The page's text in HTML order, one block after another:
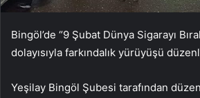
Bingöl’de “9 Şubat Dünya Sigarayı
dolayısıyla farkındalık yürüyüşü
Yeşilay Bingöl Şubesi tarafından